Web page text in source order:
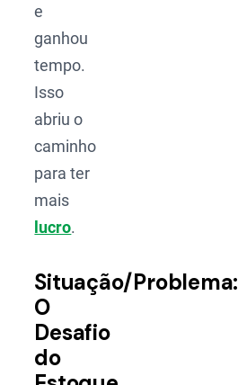
e
ganhou
tempo.
Isso
abriu o
caminho
para ter
mais
lucro.
Situação/Problema:
O
Desafio
do